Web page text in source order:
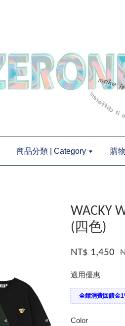
商品分類 | Category 購
WACKY
(四色)
NT$ 1,450
適用優惠
全館消費回饋金
Color